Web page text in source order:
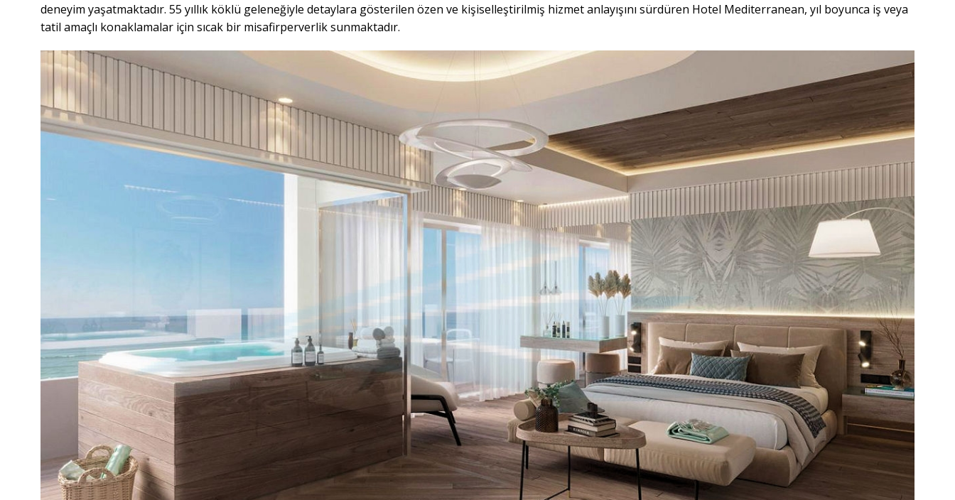
deneyim yaşatmaktadır. 55 yıllık köklü geleneğiyle detaylara gösterilen özen ve kişiselleştirilmiş hizmet anlayışını sürdüren Hotel Mediterranean, yıl boyunca iş veya
tatil amaçlı konaklamalar için sıcak bir misafirperverlik sunmaktadır.